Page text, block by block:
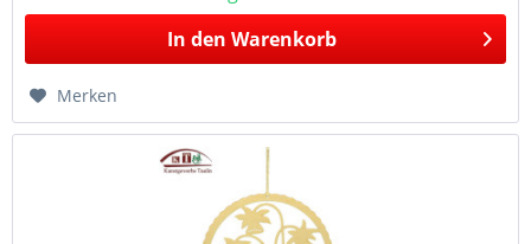
In den Warenkorb
Merken